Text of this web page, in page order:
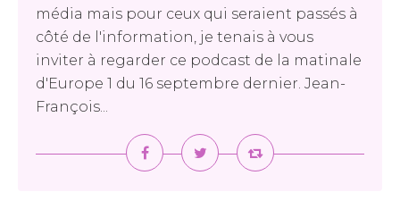
média mais pour ceux qui seraient passés à
côté de l'information, je tenais à vous
inviter à regarder ce podcast de la matinale
d'Europe 1 du 16 septembre dernier. Jean-
François...